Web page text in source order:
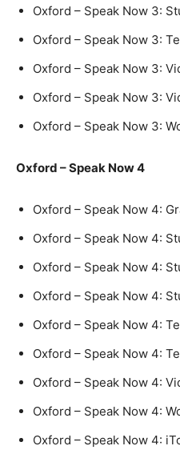
Oxford – Speak Now 3:
Oxford – Speak Now 3:
Oxford – Speak Now 3:
Oxford – Speak Now 3:
Oxford – Speak Now 3:
Oxford – Speak Now 4
Oxford – Speak Now 4:
Oxford – Speak Now 4:
Oxford – Speak Now 4:
Oxford – Speak Now 4:
Oxford – Speak Now 4:
Oxford – Speak Now 4:
Oxford – Speak Now 4:
Oxford – Speak Now 4:
Oxford – Speak Now 4: